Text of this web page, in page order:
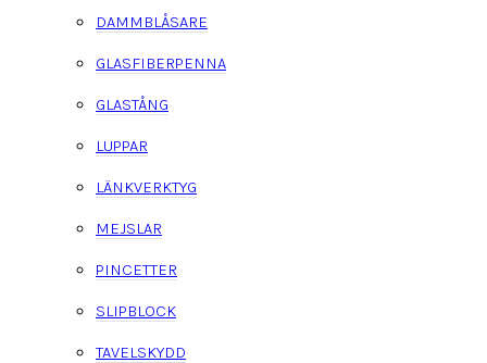
DAMMBLÅSARE
GLASFIBERPENNA
GLASTÅNG
LUPPAR
LÄNKVERKTYG
MEJSLAR
PINCETTER
SLIPBLOCK
TAVELSKYDD